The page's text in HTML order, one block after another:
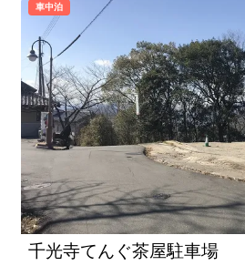
車中泊
千光寺てんぐ茶屋駐車場